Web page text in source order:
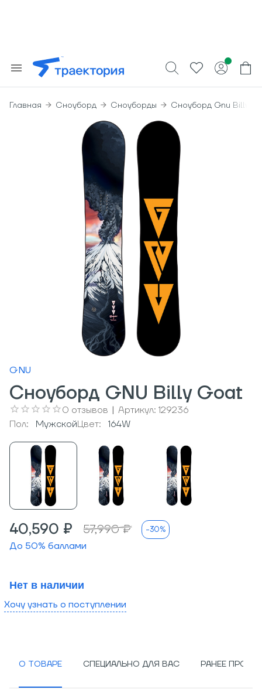
Главная Сноуборд Сноуборды Сноуборд Gnu Billy
GNU
Сноуборд GNU Billy Goat
0 отзывов | Артикул: 129236
Пол:
МужcкойЦвет: 164W
40,590 ₽ 57,990 ₽ -30%
До 50% баллами
Нет в наличии
Хочу узнать о поступлении
О ТОВАРЕ СПЕЦИАЛЬНО ДЛЯ ВАС РАНЕЕ